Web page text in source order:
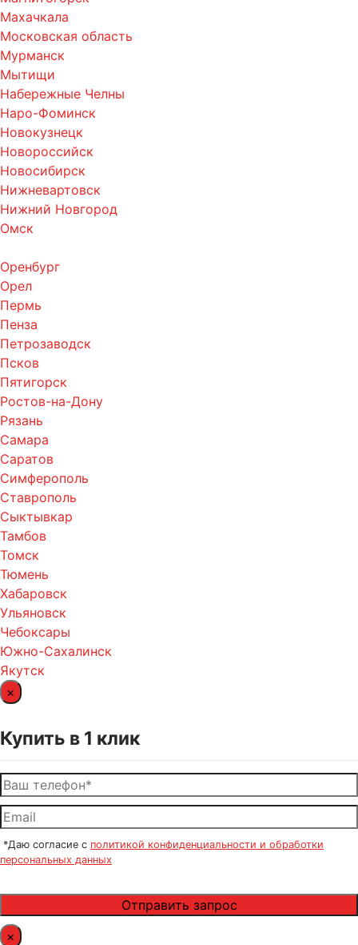
Махачкала
Московская область
Мурманск
Мытищи
Набережные Челны
Наро-Фоминск
Новокузнецк
Новороссийск
Новосибирск
Нижневартовск
Нижний Новгород
Омск
Оренбург
Орел
Пермь
Пенза
Петрозаводск
Псков
Пятигорск
Ростов-на-Дону
Рязань
Самара
Саратов
Симферополь
Ставрополь
Сыктывкар
Тамбов
Томск
Тюмень
Хабаровск
Ульяновск
Чебоксары
Южно-Сахалинск
Якутск
×
Купить в 1 клик
*Даю согласие с политикой конфиденциальности и обработки
персональных данных
×